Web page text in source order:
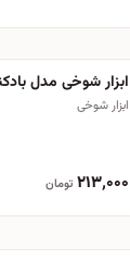
ابزار شوخی مدل بادکنک
ابزار شوخی
۲۱۳٬۰۰۰ تومان